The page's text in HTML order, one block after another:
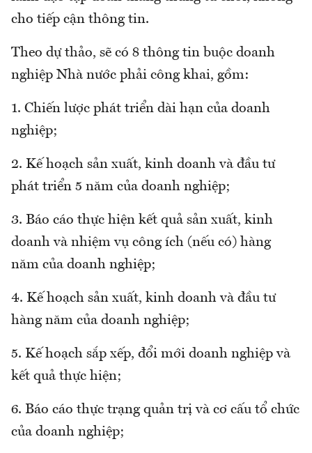
cho tiếp cận thông tin.
Theo dự thảo, sẽ có 8 thông tin buộc doanh
nghiệp Nhà nước phải công khai, gồm:
1. Chiến lược phát triển dài hạn của doanh
nghiệp;
2. Kế hoạch sản xuất, kinh doanh và đầu tư
phát triển 5 năm của doanh nghiệp;
3. Báo cáo thực hiện kết quả sản xuất, kinh
doanh và nhiệm vụ công ích (nếu có) hàng
năm của doanh nghiệp;
4. Kế hoạch sản xuất, kinh doanh và đầu tư
hàng năm của doanh nghiệp;
5. Kế hoạch sắp xếp, đổi mới doanh nghiệp và
kết quả thực hiện;
6. Báo cáo thực trạng quản trị và cơ cấu tổ chức
của doanh nghiệp;